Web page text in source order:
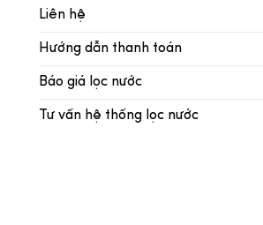
Liên hệ
Hướng dẫn thanh toán
Báo giá lọc nước
Tư vấn hệ thống lọc nước